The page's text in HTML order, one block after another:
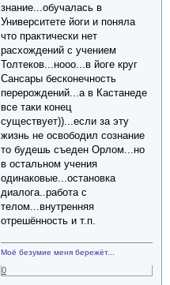
знание...обучалась в
Университете йоги и поняла
что практически нет
расхождений с учением
Толтеков...нооо...в йоге круг
Сансары бесконечность
перерождений...а в Кастанеде
все таки конец
существует))...если за эту
жизнь не освободил сознание
то будешь съеден Орлом...но
в остальном учения
одинаковые...остановка
диалога..работа с
телом...внутренняя
отрешённость и т.п.
Моё безумие меня бережёт...
0